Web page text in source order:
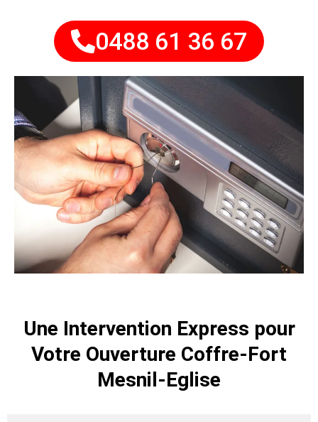
0488 61 36 67
Une Intervention Express pour
Votre Ouverture Coffre-Fort
Mesnil-Eglise